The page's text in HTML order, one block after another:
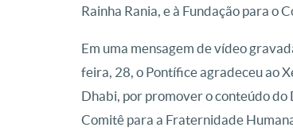
Rainha Rania, e à Fundação para o
Em uma mensagem de vídeo
feira, 28, o Pontífice agradeceu ao
Dhabi, por promover o conteúdo
Comitê para a Fraternidade